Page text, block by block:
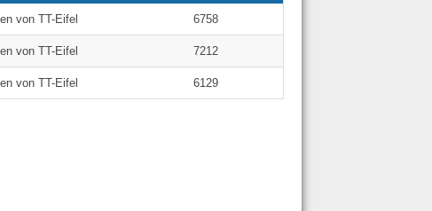
von TT-Eifel 6758
von TT-Eifel 7212
von TT-Eifel 6129